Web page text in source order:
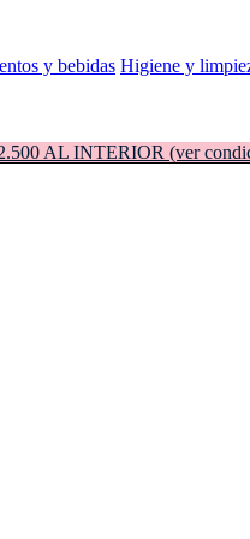
y bebidas Higiene y
AL INTERIOR (ver